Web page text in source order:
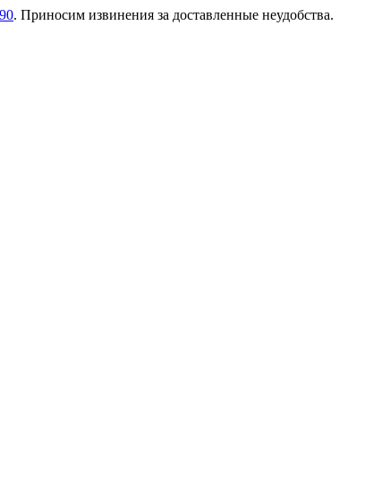
. Приносим извинения за доставленные неудобства.